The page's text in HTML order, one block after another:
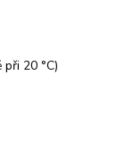
20 °C)